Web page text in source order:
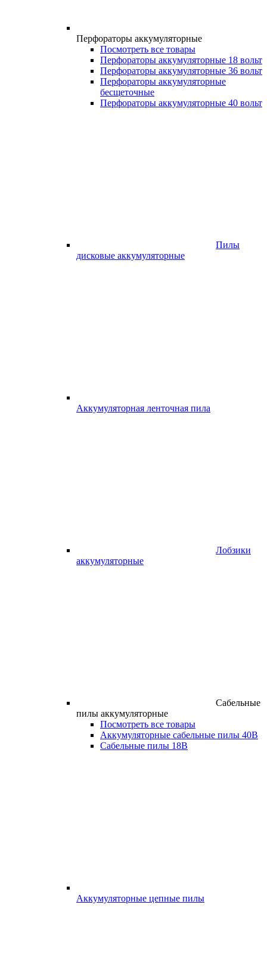
Перфораторы аккумуляторные
Посмотреть все товары
Перфораторы аккумуляторные 18 вольт
Перфораторы аккумуляторные 36 вольт
Перфораторы аккумуляторные
бесщеточные
Перфораторы аккумуляторные 40 вольт
Пилы
дисковые аккумуляторные
Аккумуляторная ленточная пила
Лобзики
аккумуляторные
Сабельные
пилы аккумуляторные
Посмотреть все товары
Аккумуляторные сабельные пилы 40В
Сабельные пилы 18В
Аккумуляторные цепные пилы